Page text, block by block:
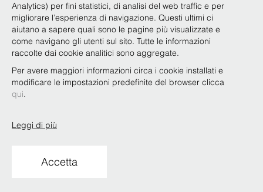
Analytics) per fini statistici, di analisi del web traffic e per
migliorare l’esperienza di navigazione. Questi ultimi ci
aiutano a sapere quali sono le pagine più visualizzate e
come navigano gli utenti sul sito. Tutte le informazioni
raccolte dai cookie analitici sono aggregate.
Per avere maggiori informazioni circa i cookie installati e
modificare le impostazioni predefinite del browser clicca
qui.
Leggi di più
Accetta